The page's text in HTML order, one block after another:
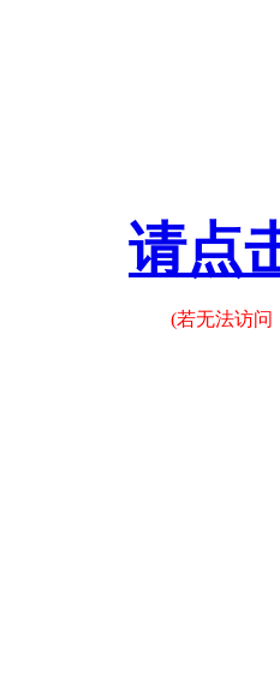
请点
(若无法访问